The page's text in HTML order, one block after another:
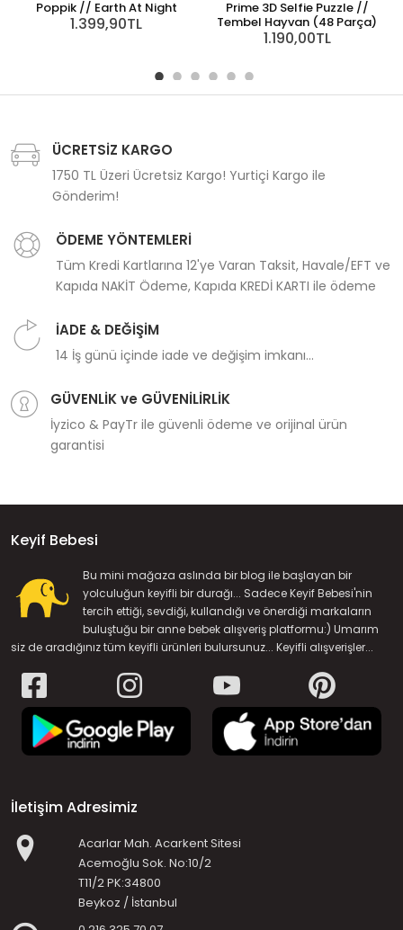
Poppik // Earth At Night
1.399,90TL
Prime 3D Selfie Puzzle //
Tembel Hayvan (48 Parça)
1.190,00TL
ÜCRETSİZ KARGO
1750 TL Üzeri Ücretsiz Kargo! Yurtiçi Kargo ile
Gönderim!
ÖDEME YÖNTEMLERİ
Tüm Kredi Kartlarına 12'ye Varan Taksit, Havale/EFT ve
Kapıda NAKİT Ödeme, Kapıda KREDİ KARTI ile ödeme
İADE & DEĞİŞİM
14 İş günü içinde iade ve değişim imkanı...
GÜVENLİK ve GÜVENİLİRLİK
İyzico & PayTr ile güvenli ödeme ve orijinal ürün
garantisi
Keyif Bebesi
Bu mini mağaza aslında bir blog ile başlayan bir
yolculuğun keyifli bir durağı... Sadece Keyif Bebesi'nin
tercih ettiği, sevdiği, kullandığı ve önerdiği markaların
buluştuğu bir anne bebek alışveriş platformu:) Umarım
siz de aradığınız tüm keyifli ürünleri bulursunuz... Keyifli alışverişler...
İletişim Adresimiz
Acarlar Mah. Acarkent Sitesi
Acemoğlu Sok. No:10/2
T11/2 PK:34800
Beykoz / İstanbul